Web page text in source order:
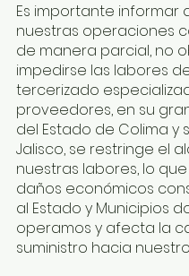
Es importante informar
nuestras operaciones
de manera parcial, no
impedirse las labores
tercerizado
proveedores, en su
del Estado de Colima y
Jalisco, se restringe el
nuestras labores, lo
daños económicos
al Estado y Municipios
operamos y afecta la
suministro hacia